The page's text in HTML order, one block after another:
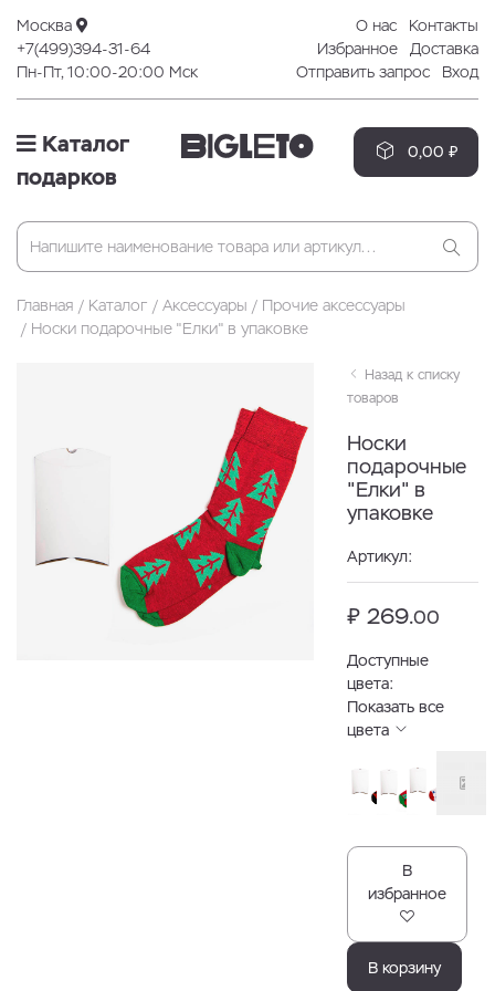
Москва
+7(499)394-31-64
Пн-Пт, 10:00-20:00 Мск
О нас
Контакты
Избранное
Доставка
Отправить запрос
Вход
Каталог
подарков
0,00 ₽
Главная Каталог Аксессуары
Прочие аксессуары
Носки подарочные "Елки" в упаковке
Назад к списку
товаров
Носки
подарочные
"Елки" в
упаковке
Артикул:
₽ 269.00
Доступные
цвета:
Показать все
цвета
В
избранное
В корзину